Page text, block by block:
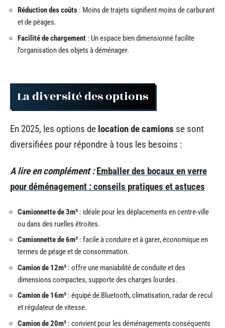
Réduction des coûts : Moins de trajets signifient moins de carburant
et de péages.
Facilité de chargement : Un espace bien dimensionné facilite
l’organisation des objets à déménager.
La diversité des options
En 2025, les options de location de camions se sont
diversifiées pour répondre à tous les besoins :
A lire en complément : Emballer des bocaux en verre
pour déménagement : conseils pratiques et astuces
Camionnette de 3m³ : idéale pour les déplacements en centre-ville
ou dans des ruelles étroites.
Camionnette de 6m³ : facile à conduire et à garer, économique en
termes de péage et de consommation.
Camion de 12m³ : offre une maniabilité de conduite et des
dimensions compactes, supporte des charges lourdes.
Camion de 16m³ : équipé de Bluetooth, climatisation, radar de recul
et régulateur de vitesse.
Camion de 20m³ : convient pour les déménagements conséquents